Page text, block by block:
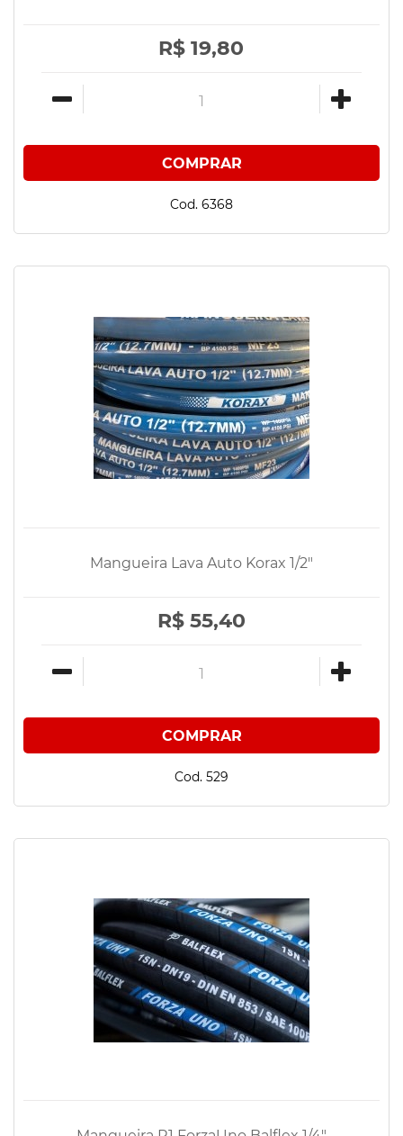
R$ 19,80
Cod. 6368
Mangueira Lava Auto Korax 1/2"
R$ 55,40
Cod. 529